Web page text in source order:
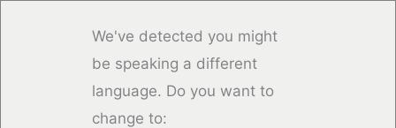
We've detected you might
be speaking a different
language. Do you want to
change to: